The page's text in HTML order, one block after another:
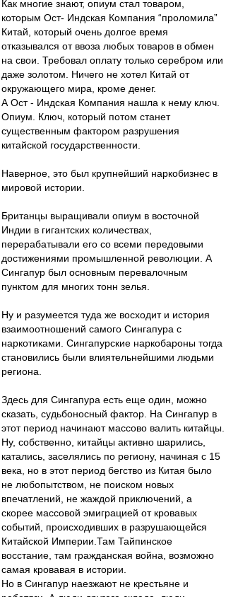
Как многие знают, опиум стал товаром,
которым Ост- Индская Компания “проломила”
Китай, который очень долгое время
отказывался от ввоза любых товаров в обмен
на свои. Требовал оплату только серебром или
даже золотом. Ничего не хотел Китай от
окружающего мира, кроме денег.
А Ост - Индская Компания нашла к нему ключ.
Опиум. Ключ, который потом станет
существенным фактором разрушения
китайской государственности.
Наверное, это был крупнейший наркобизнес в
мировой истории.
Британцы выращивали опиум в восточной
Индии в гигантских количествах,
перерабатывали его со всеми передовыми
достижениями промышленной революции. А
Сингапур был основным перевалочным
пунктом для многих тонн зелья.
Ну и разумеется туда же восходит и история
взаимоотношений самого Сингапура с
наркотиками. Сингапурские наркобароны тогда
становились были влиятельнейшими людьми
региона.
Здесь для Сингапура есть еще один, можно
сказать, судьбоносный фактор. На Сингапур в
этот период начинают массово валить китайцы.
Ну, собственно, китайцы активно шарились,
катались, заселялись по региону, начиная с 15
века, но в этот период бегство из Китая было
не любопытством, не поиском новых
впечатлений, не жаждой приключений, а
скорее массовой эмиграцией от кровавых
событий, происходивших в разрушающейся
Китайской Империи.Там Тайпинское
восстание, там гражданская война, возможно
самая кровавая в истории.
Но в Сингапур наезжают не крестьяне и